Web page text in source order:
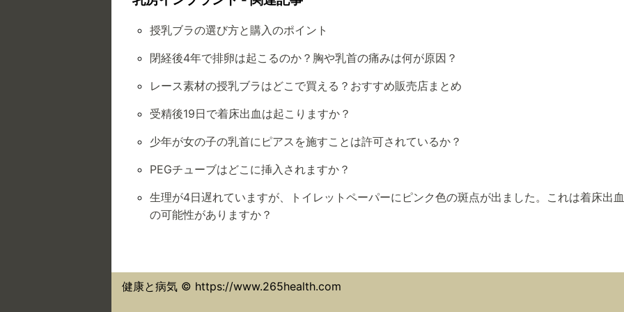
授乳ブラの選び方と購入のポイント
閉経後4年で排卵は起こるのか？胸や乳首の痛みは何が原因？
レース素材の授乳ブラはどこで買える？おすすめ販売店まとめ
受精後19日で着床出血は起こりますか？
少年が女の子の乳首にピアスを施すことは許可されているか？
PEGチューブはどこに挿入されますか？
生理が4日遅れていますが、トイレットペーパーにピンク色の斑点が出ました。これは着床出血
の可能性がありますか？
健康と病気 © https://www.265health.com